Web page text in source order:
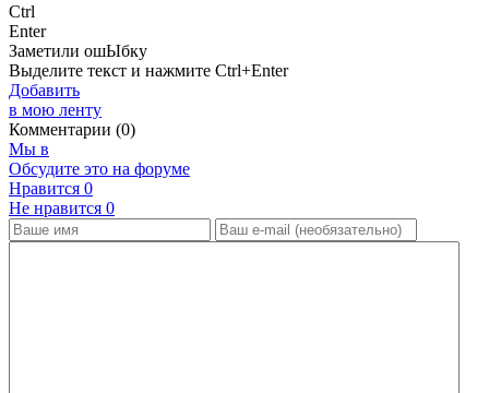
Ctrl
Enter
Заметили ошЫбку
Выделите текст и нажмите Ctrl+Enter
Добавить
в мою ленту
Комментарии (0)
Мы в
Обсудите это на форуме
Нравится 0
Не нравится 0